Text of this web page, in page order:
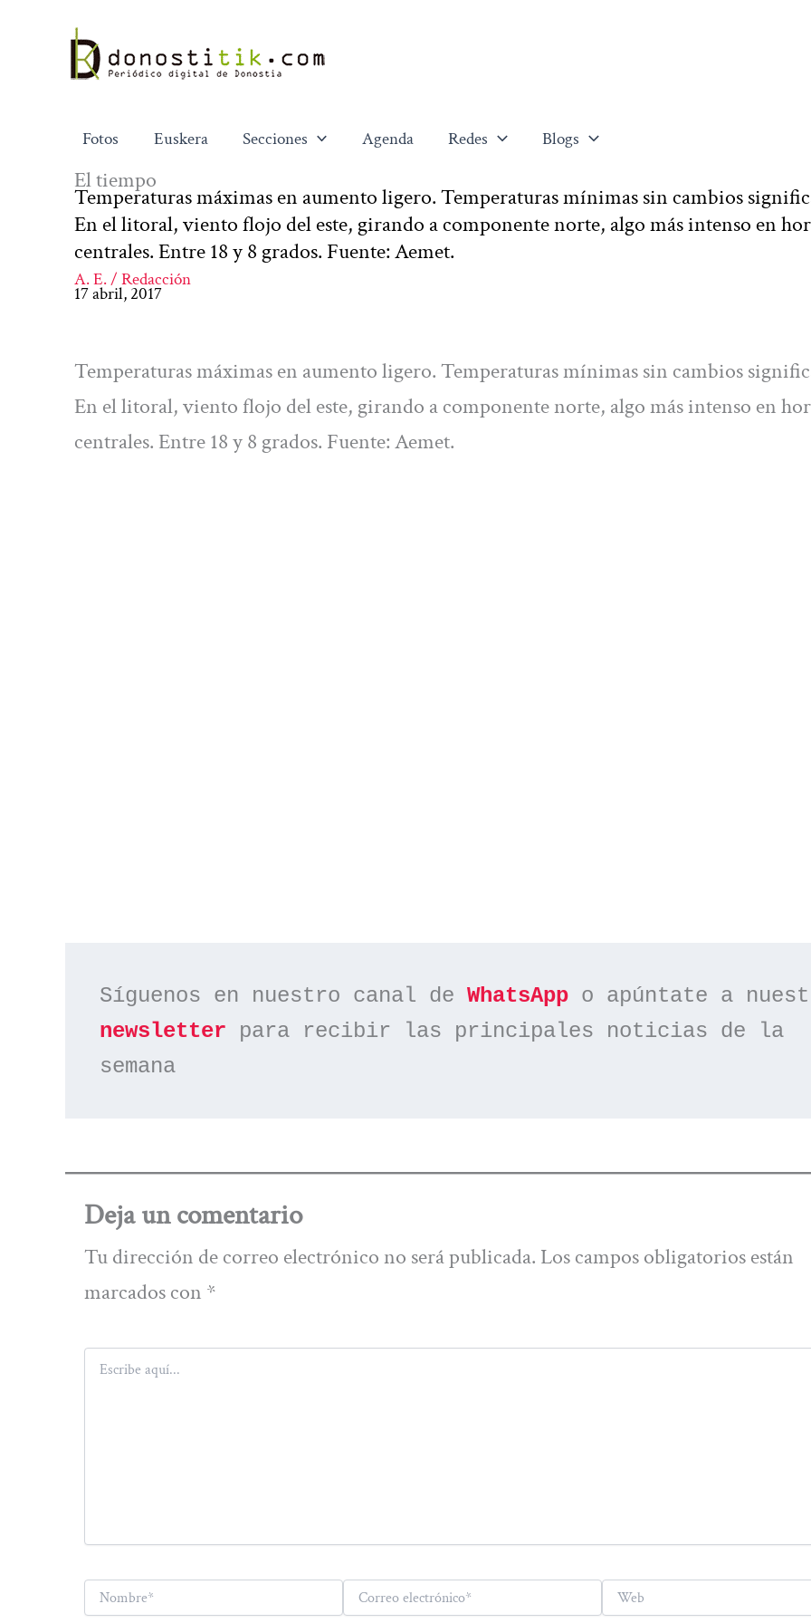
contenido
Fotos Euskera Secciones Agenda Redes Blogs
El tiempo
Temperaturas máximas en aumento ligero. Temperaturas mínimas sin cambios
En el litoral, viento flojo del este, girando a componente norte, algo más intenso en
centrales. Entre 18 y 8 grados. Fuente: Aemet.
A. E. / Redacción
17 abril, 2017
Temperaturas máximas en aumento ligero. Temperaturas mínimas sin cambios
En el litoral, viento flojo del este, girando a componente norte, algo más intenso en
centrales. Entre 18 y 8 grados. Fuente: Aemet.
Síguenos en nuestro canal de WhatsApp
newsletter para recibir las principales noticias de la
semana
Deja un comentario
Tu dirección de correo electrónico no será publicada. Los campos obligatorios están
marcados con *
Escribe
aquí...
Nombre*
Correo
electrónico*
Web